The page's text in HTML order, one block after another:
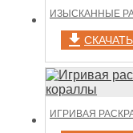
СКАЧАТЬ